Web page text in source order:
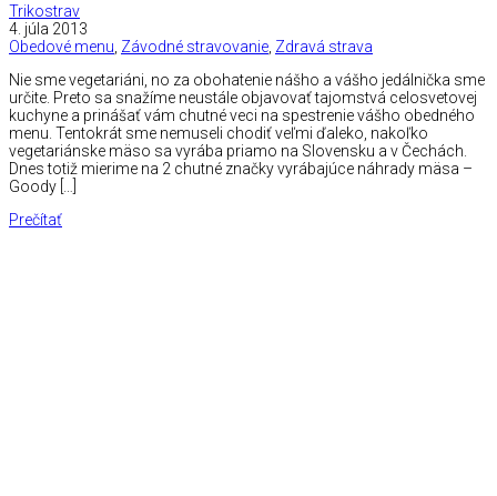
Trikostrav
4. júla 2013
Obedové menu Závodné stravovanie Zdravá strava
Nie sme vegetariáni, no za obohatenie nášho a vášho jedálnička sme
určite. Preto sa snažíme neustále objavovať tajomstvá celosvetovej
kuchyne a prinášať vám chutné veci na spestrenie vášho obedného
menu. Tentokrát sme nemuseli chodiť veľmi ďaleko, nakoľko
vegetariánske mäso sa vyrába priamo na Slovensku a v Čechách.
Dnes totiž mierime na 2 chutné značky vyrábajúce náhrady mäsa –
Goody […]
Prečítať